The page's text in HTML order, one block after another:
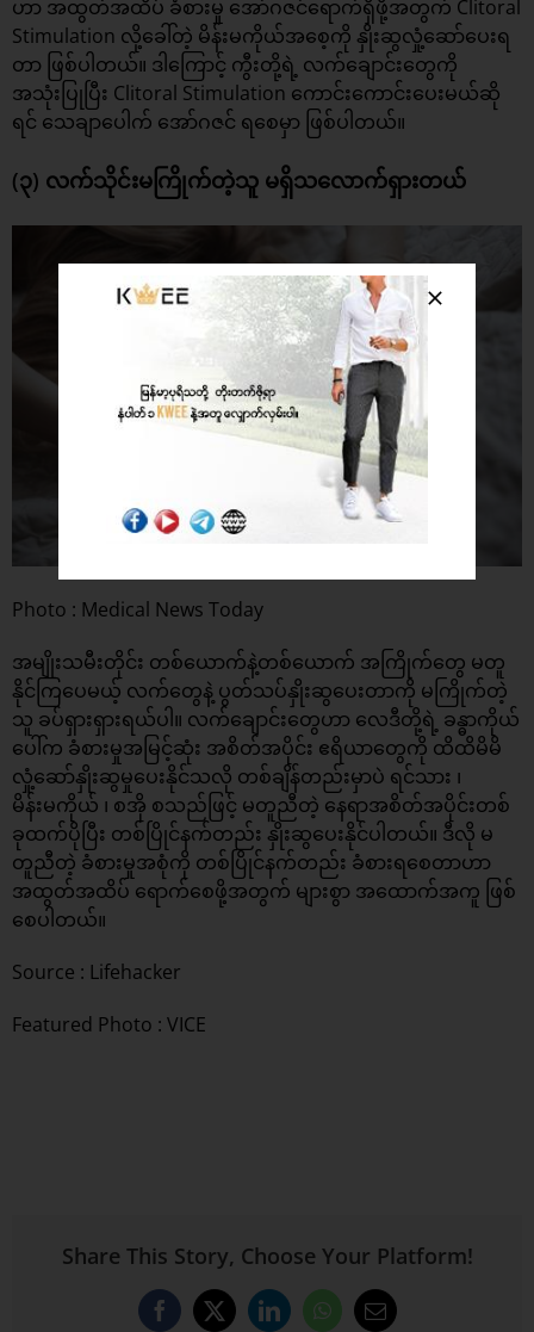
ဟာ အထွတ်အထိပ် ခံစားမှု အော်ဂဇင်ရောက်ရှိဖို့အတွက် Clitoral
Stimulation လို့ခေါ်တဲ့ မိန်းမကိုယ်အစေ့ကို နှိုးဆွလှုံ့ဆော်ပေးရ
တာ ဖြစ်ပါတယ်။ ဒါကြောင့် ကွီးတို့ရဲ့ လက်ချောင်းတွေကို
အသုံးပြုပြီး Clitoral Stimulation ကောင်းကောင်းပေးမယ်ဆို
ရင် သေချာပေါက် အော်ဂဇင် ရစေမှာ ဖြစ်ပါတယ်။
(၃) လက်သိုင်းမကြိုက်တဲ့သူ မရှိသလောက်ရှားတယ်
Photo : Medical News Today
အမျိုးသမီးတိုင်း တစ်ယောက်နဲ့တစ်ယောက် အကြိုက်တွေ မတူ
နိုင်ကြပေမယ့် လက်တွေနဲ့ ပွတ်သပ်နှိုးဆွပေးတာကို မကြိုက်တဲ့
သူ ခပ်ရှားရှားရယ်ပါ။ လက်ချောင်းတွေဟာ လေဒီတို့ရဲ့ ခန္ဓာကိုယ်
ပေါ်က ခံစားမှုအမြင့်ဆုံး အစိတ်အပိုင်း ဧရိယာတွေကို ထိထိမိမိ
လှုံ့ဆော်နှိုးဆွမှုပေးနိုင်သလို တစ်ချိန်တည်းမှာပဲ ရင်သား ၊
မိန်းမကိုယ် ၊ စအို စသည်ဖြင့် မတူညီတဲ့ နေရာအစိတ်အပိုင်းတစ်
ခုထက်ပိုပြီး တစ်ပြိုင်နက်တည်း နှိုးဆွပေးနိုင်ပါတယ်။ ဒီလို မ
တူညီတဲ့ ခံစားမှုအစုံကို တစ်ပြိုင်နက်တည်း ခံစားရစေတာဟာ
အထွတ်အထိပ် ရောက်စေဖို့အတွက် များစွာ အထောက်အကူ ဖြစ်
စေပါတယ်။
Source : Lifehacker
Featured Photo : VICE
Share This Story, Choose Your Platform!
Facebook
X LinkedInWhatsApp
Email